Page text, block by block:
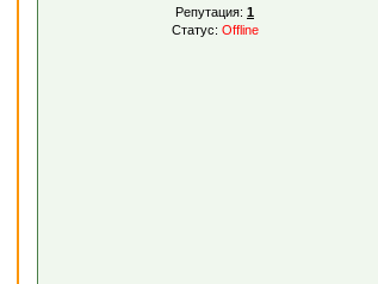
Репутация: 1
Статус: Offline